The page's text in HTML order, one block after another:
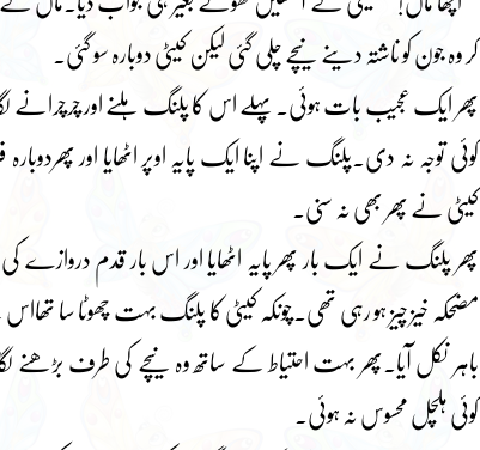
کر وہ جون کو ناشتہ دینے نیچے چلی گئی لیکن کیٹی دوبارہ سو گئی۔
پھر ایک عجیب بات ہوئی۔پہلے اس کا پلنگ ہلنے اور چرچرانے
کوئی توجہ نہ دی۔پلنگ نے اپنا ایک پایہ اوپر اٹھایا اور
کیٹی نے پھر بھی نہ سنی۔
پھر پلنگ نے ایک بار پھر پایہ اٹھایا اور اس بار قدم
مضحکہ خیز چیز ہو رہی تھی۔چونکہ کیٹی کا پلنگ بہت چھوٹا سا
باہر نکل آیا۔پھر بہت احتیاط کے ساتھ وہ نیچے کی طرف بڑھنے
کوئی ہلچل محسوس نہ ہوئی۔